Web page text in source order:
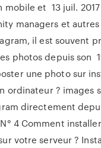
mobile et 13 juil.
managers et
il est souvent
photos depuis son
une photo sur
ordinateur ? images
directement
4 Comment
votre serveur ?